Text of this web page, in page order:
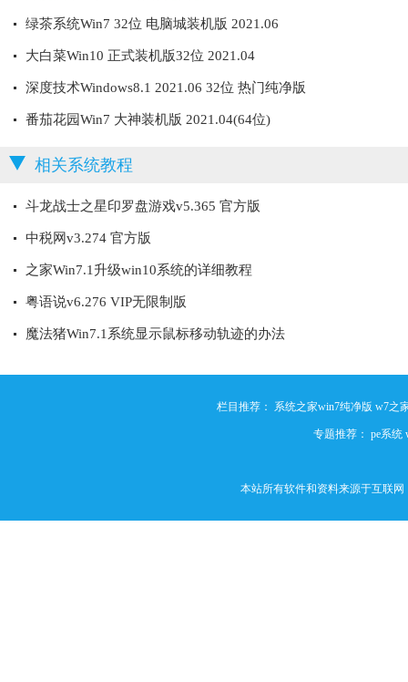
绿茶系统Win7 32位 电脑城装机版 2021.06
大白菜Win10 正式装机版32位 2021.04
深度技术Windows8.1 2021.06 32位 热门纯净版
番茄花园Win7 大神装机版 2021.04(64位)
相关系统教程
斗龙战士之星印罗盘游戏v5.365 官方版
中税网v3.274 官方版
之家Win7.1升级win10系统的详细教程
粤语说v6.276 VIP无限制版
魔法猪Win7.1系统显示鼠标移动轨迹的办法
栏目推荐： 系统之家win7纯净版 w7之
专题推荐： pe系统
本站所有软件和资料来源于互联